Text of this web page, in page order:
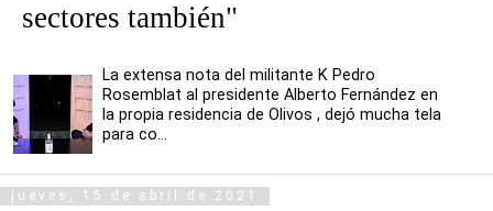
sectores también"
La extensa nota del militante K Pedro
Rosemblat al presidente Alberto Fernández en
la propia residencia de Olivos , dejó mucha tela
para co...
jueves, 15 de abril de 2021